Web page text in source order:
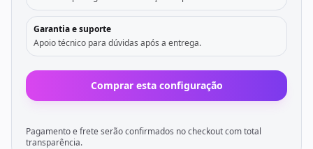
Garantia e suporte
Apoio técnico para dúvidas após a entrega.
Comprar esta configuração
Pagamento e frete serão confirmados no checkout com total
transparência.